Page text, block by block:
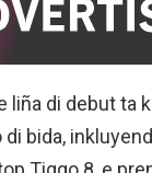
di debut ta
bida,